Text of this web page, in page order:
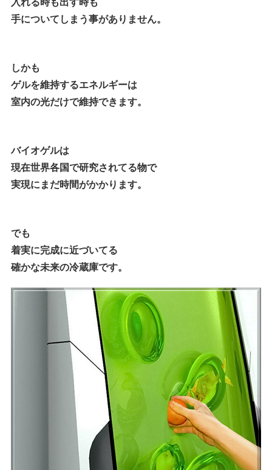
手についてしまう事がありません。
しかも
ゲルを維持するエネルギーは
室内の光だけで維持できます。
バイオゲルは
現在世界各国で研究されてる物で
実現にまだ時間がかかります。
でも
着実に完成に近づいてる
確かな未来の冷蔵庫です。